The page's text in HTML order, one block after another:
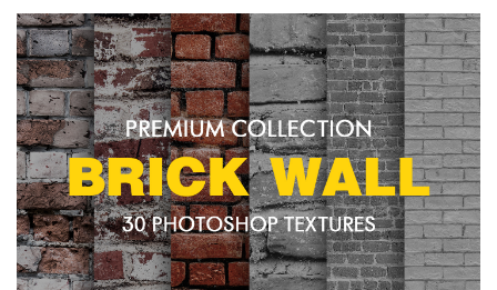
Stažení zdarma